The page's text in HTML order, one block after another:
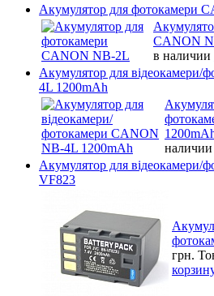
Акумулятор для фотокамери
CANON
в наличии
Акумулятор для
4L 1200mAh
наличии
Акумулятор для відеокамери/
VF823
грн.